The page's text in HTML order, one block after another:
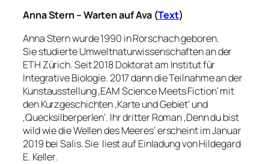
Anna Stern –Warten auf Ava (Text)
Anna Stern wurde 1990 in Rorschach geboren.
Sie studierte Umweltnaturwissenschaften an der
ETH Zürich. Seit 2018 Doktorat am Institut für
Integrative Biologie. 2017 dann die Teilnahme an der
Kunstausstellung ‚EAM Science Meets Fiction‘ mit
den Kurzgeschichten ‚Karte und Gebiet‘ und
‚Quecksilberperlen‘. Ihr dritter Roman ‚Denn du bist
wild wie die Wellen des Meeres‘ erscheint im Januar
2019 bei Salis. Sie liest auf Einladung von Hildegard
E. Keller.